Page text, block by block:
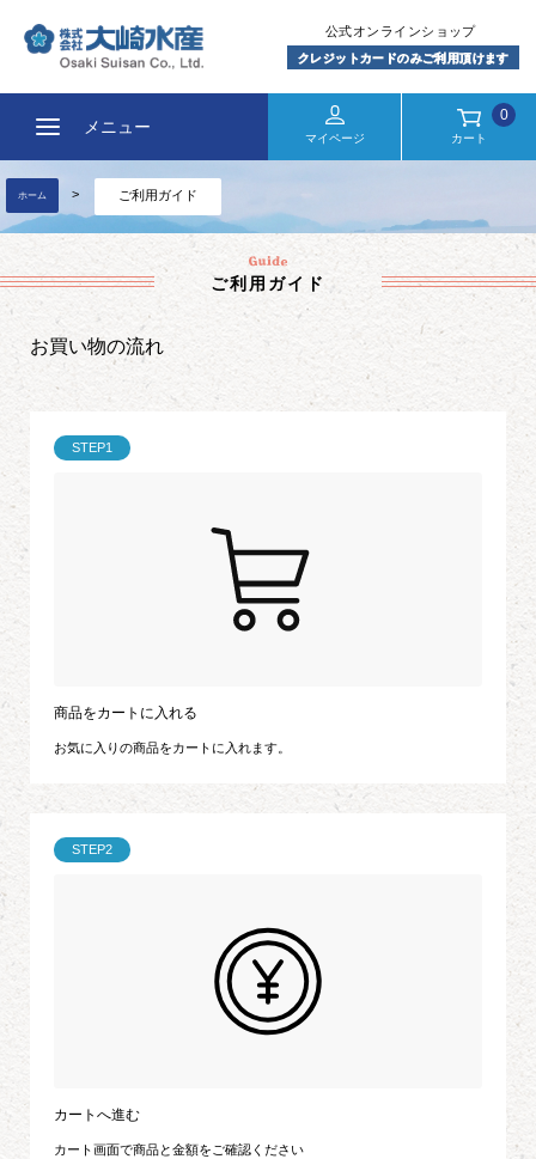
メニュー
マイページ カート
0
ホーム ご利用ガイド
ご利用ガイド
お買い物の流れ
STEP1
商品をカートに入れる
お気に入りの商品をカートに入れます。
STEP2
カートへ進む
カート画面で商品と金額をご確認ください